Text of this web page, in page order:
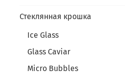
Стеклянная крошка
Ice Glass
Glass Caviar
Micro Bubbles